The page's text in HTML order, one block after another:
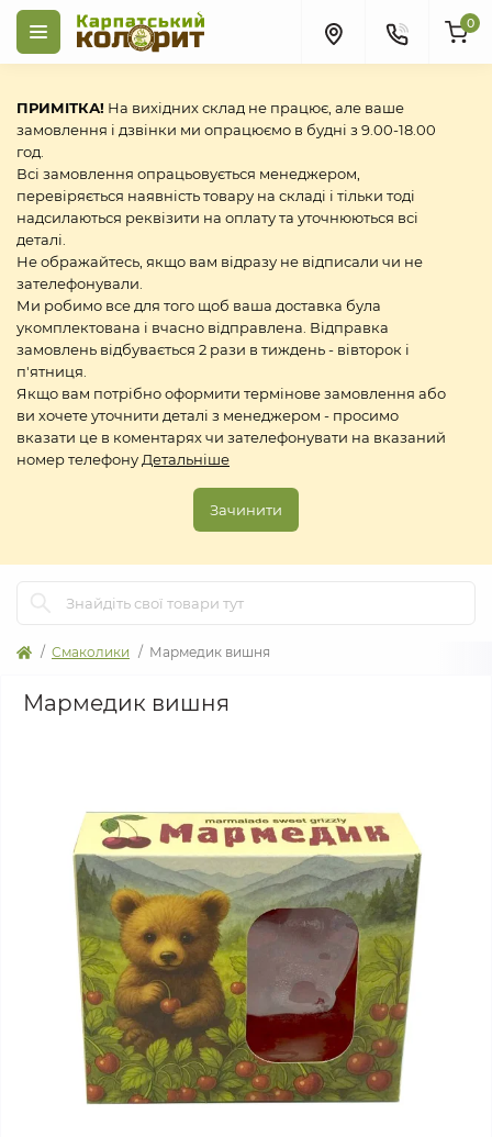
ПРИМІТКА! На вихідних склад не працює, але ваше
замовлення і дзвінки ми опрацюємо в будні з 9.00-18.00
год.
Всі замовлення опрацьовується менеджером,
перевіряється наявність товару на складі і тільки тоді
надсилаються реквізити на оплату та уточнюються всі
деталі.
Не ображайтесь, якщо вам відразу не відписали чи не
зателефонували.
Ми робимо все для того щоб ваша доставка була
укомплектована і вчасно відправлена. Відправка
замовлень відбувається 2 рази в тиждень - вівторок і
п'ятниця.
Якщо вам потрібно оформити термінове замовлення або
ви хочете уточнити деталі з менеджером - просимо
вказати це в коментарях чи зателефонувати на вказаний
номер телефону Детальніше
Зачинити
0
Смаколики Мармедик вишня
Мармедик вишня